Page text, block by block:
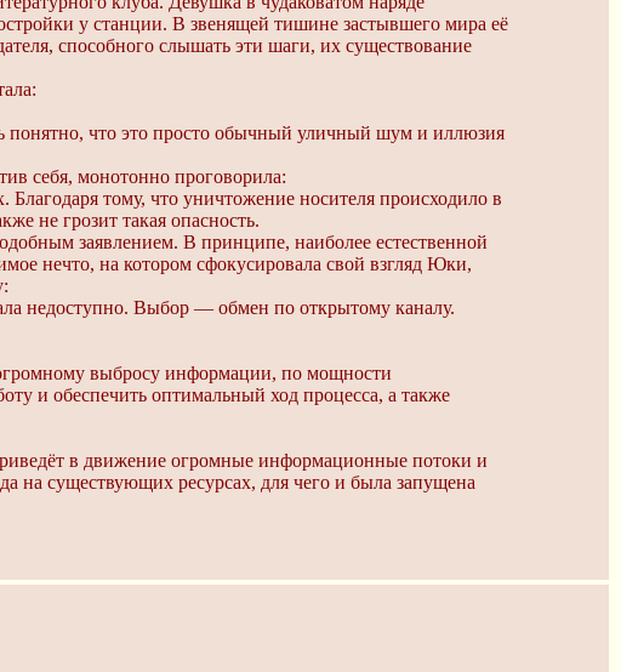
у станции. В звенящей тишине застывшего мира её
способного слышать эти шаги, их существование
понятно, что это просто обычный уличный шум и иллюзия
себя, монотонно проговорила:
тому, что уничтожение носителя происходило в
не грозит такая опасность.
заявлением. В принципе, наиболее естественной
нечто, на котором сфокусировала свой взгляд Юки,
недоступно. Выбор — обмен по открытому каналу.
выбросу информации, по мощности
и обеспечить оптимальный ход процесса, а также
в движение огромные информационные потоки и
на существующих ресурсах, для чего и была запущена